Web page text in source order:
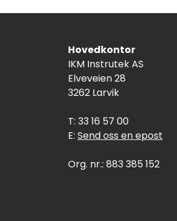
Hovedkontor
IKM Instrutek AS
Elveveien 28
3262 Larvik
T: 33 16 57 00
E: Send oss en epost
Org. nr.: 883 385 152